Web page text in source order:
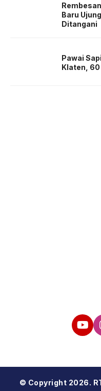
Baru
Ditangani
Pawai
Klaten,
© Copyright 2026.